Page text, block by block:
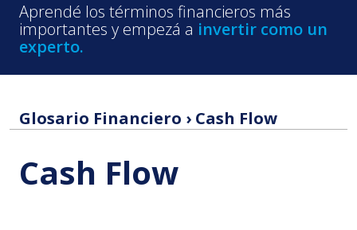
Aprendé los términos financieros más
importantes y empezá a invertir como un
experto.
Glosario Financiero › Cash Flow
Cash Flow